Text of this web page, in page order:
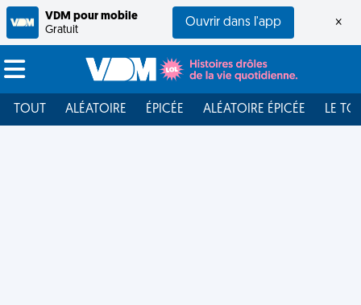
VDM pour mobile
Gratuit
Ouvrir dans l'app ×
TOUT ALÉATOIRE ÉPICÉE ALÉATOIRE ÉPICÉE LE